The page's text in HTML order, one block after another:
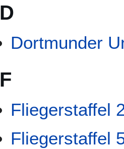
D
Dortmunder
F
Fliegerstaffel
Fliegerstaffel